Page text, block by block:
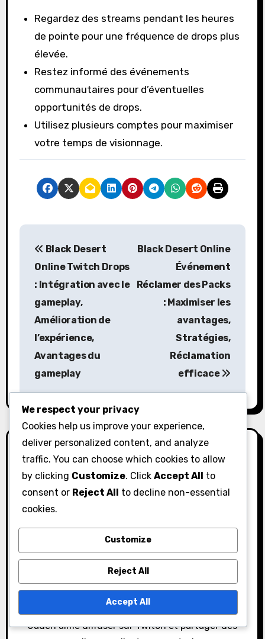
Regardez des streams pendant les heures
de pointe pour une fréquence de drops plus
élevée.
Restez informé des événements
communautaires pour d’éventuelles
opportunités de drops.
Utilisez plusieurs comptes pour maximiser
votre temps de visionnage.
P
i
g
a
t
i
o
n
Black Desert
Online Twitch Drops
: Intégration avec le
gameplay,
Amélioration de
l’expérience,
Avantages du
gameplay
Black Desert Online
Événement
Réclamer des Packs
: Maximiser les
avantages,
Stratégies,
Réclamation
efficace
Jaden est un joueur passionné et un créateur de
contenu spécialisé dans Black Desert Online. Avec
un talent pour dénicher les meilleurs codes de
réduction et les récompenses quotidiennes, Jaden
aide les joueurs à maximiser leur expérience de jeu.
Lorsqu'il n'explore pas le vaste monde de BDO,
Jaden aime diffuser sur Twitch et partager des
We respect your privacy
Cookies help us improve your experience,
deliver personalized content, and analyze
traffic. You can choose which cookies to allow
by clicking Customize. Click Accept All to
consent or Reject All to decline non-essential
cookies.
Customize
Reject All
Accept All